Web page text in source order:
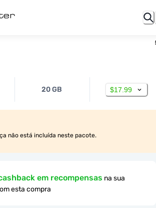
20 GB $17.99
não está incluída neste pacote.
em recompensas na sua
esta compra